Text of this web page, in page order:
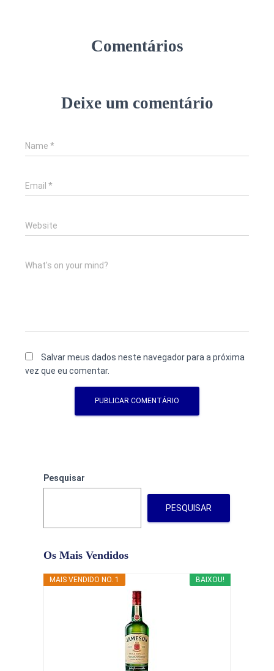
Comentários
Deixe um comentário
Name *
Email *
Website
What's on your mind?
Salvar meus dados neste navegador para a próxima
vez que eu comentar.
Pesquisar
PESQUISAR
Os Mais Vendidos
BAIXOU!
MAIS VENDIDO NO. 1